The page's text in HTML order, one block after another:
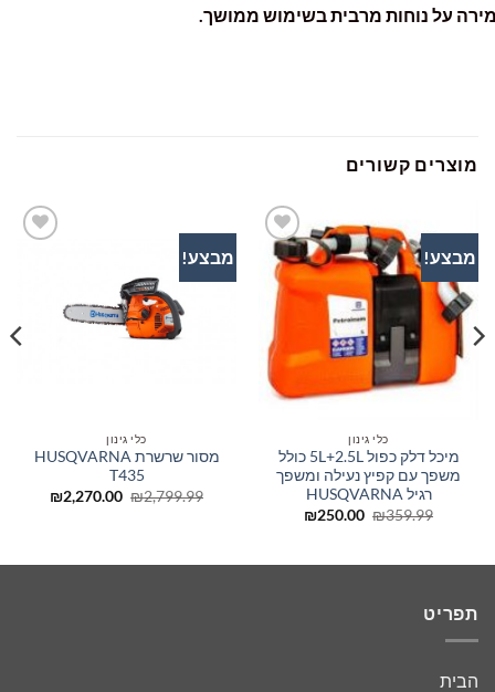
על נוחות מרבית בשימוש ממושך.
מוצרים קשורים
מבצע!
הוסף
לרשימת
המשאלות
כלי גינון
מיכל דלק כפול 5L+2.5L כולל
משפך עם קפיץ נעילה ומשפך
רגיל HUSQVARNA
₪359.99
המחיר ₪250.00
המחיר
מבצע!
כלי גינון
מסור שרשרת HUSQVARNA
T435
₪2,799.99
המחיר
₪2,270.00
המחיר
תפריט
הבית